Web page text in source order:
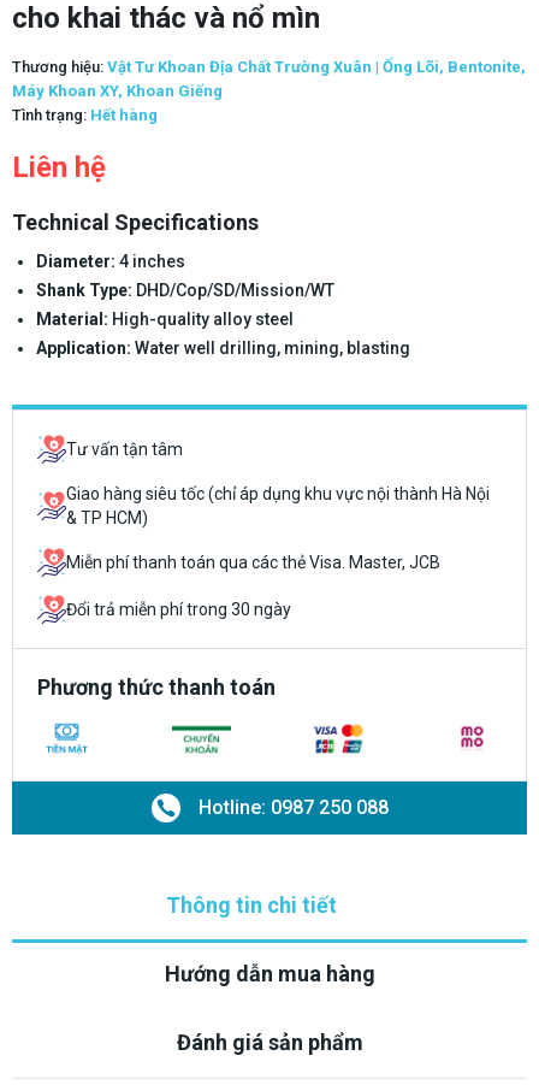
cho khai thác và nổ mìn
Thương hiệu: Vật Tư Khoan Địa Chất Trường Xuân | Ống Lõi, Bentonite,
Máy Khoan XY, Khoan Giếng
Tình trạng: Hết hàng
Liên hệ
Technical Specifications
Diameter: 4 inches
Shank Type: DHD/Cop/SD/Mission/WT
Material: High-quality alloy steel
Application: Water well drilling, mining, blasting
Tư vấn tận tâm
Giao hàng siêu tốc (chỉ áp dụng khu vực nội thành Hà Nội
& TP HCM)
Miễn phí thanh toán qua các thẻ Visa. Master, JCB
Đổi trả miễn phí trong 30 ngày
Phương thức thanh toán
Hotline: 0987 250 088
Thông tin chi tiết
Hướng dẫn mua hàng
Đánh giá sản phẩm